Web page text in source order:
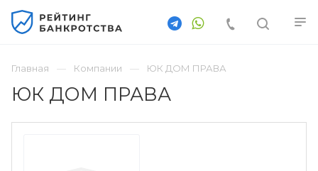
Главная Компании ЮК ДОМ ПРАВА
ЮК ДОМ ПРАВА